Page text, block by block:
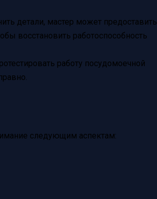
детали, мастер может предоставить
восстановить работоспособность
работу посудомоечной
следующим аспектам: